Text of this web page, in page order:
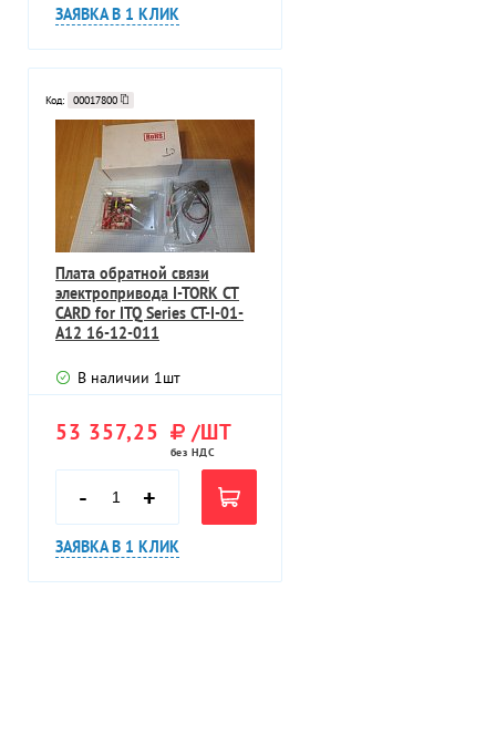
ЗАЯВКА В 1 КЛИК
Код: 00017800
Плата обратной связи
электропривода I-TORK CT
CARD for ITQ Series CT-I-01-
A12 16-12-011
В наличии 1шт
53 357,25 /ШТ
без НДС
- +
ЗАЯВКА В 1 КЛИК